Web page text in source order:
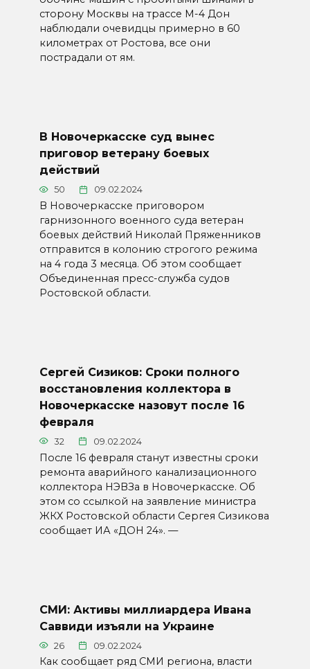
сторону Москвы на трассе М-4 Дон
наблюдали очевидцы примерно в 60
километрах от Ростова, все они
пострадали от ям.
В Новочеркасске суд вынес
приговор ветерану боевых
действий
50 09.02.2024
В Новочеркасске приговором
гарнизонного военного суда ветеран
боевых действий Николай Пряженников
отправится в колонию строгого режима
на 4 года 3 месяца. Об этом сообщает
Объединенная пресс-служба судов
Ростовской области.
Сергей Сизиков: Сроки полного
восстановления коллектора в
Новочеркасске назовут после 16
февраля
32 09.02.2024
После 16 февраля станут известны сроки
ремонта аварийного канализационного
коллектора НЭВЗа в Новочеркасске. Об
этом со ссылкой на заявление министра
ЖКХ Ростовской области Сергея Сизикова
сообщает ИА «ДОН 24». —
СМИ: Активы миллиардера Ивана
Саввиди изъяли на Украине
26 09.02.2024
Как сообщает ряд СМИ региона, власти